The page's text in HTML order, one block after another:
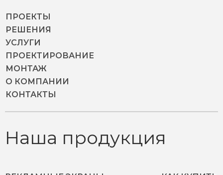
ПРОЕКТЫ
РЕШЕНИЯ
УСЛУГИ
ПРОЕКТИРОВАНИЕ
МОНТАЖ
О КОМПАНИИ
КОНТАКТЫ
Наша продукция